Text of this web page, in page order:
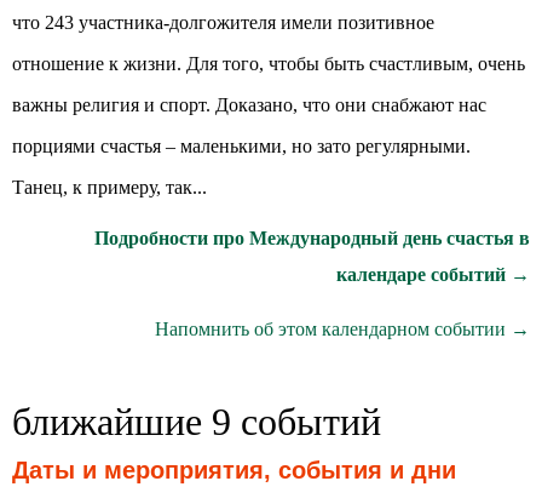
что 243 участника-долгожителя имели позитивное
отношение к жизни. Для того, чтобы быть счастливым, очень
важны религия и спорт. Доказано, что они снабжают нас
порциями счастья – маленькими, но зато регулярными.
Танец, к примеру, так...
Подробности про Международный день счастья в
календаре событий →
Напомнить об этом календарном событии →
ближайшие 9 событий
Даты и мероприятия, события и дни